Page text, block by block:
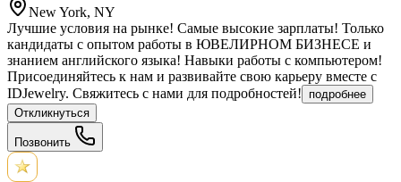
New York, NY
Лучшие условия на рынке! Самые высокие зарплаты! Только
кандидаты с опытом работы в ЮВЕЛИРНОМ БИЗНЕСЕ и
знанием английского языка! Навыки работы с компьютером!
Присоединяйтесь к нам и развивайте свою карьеру вместе с
IDJewelry. Свяжитесь с нами для подробностей!
подробнее
Откликнуться
Позвонить